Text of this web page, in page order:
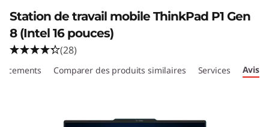
a
d
P
Station de travail mobile ThinkPad P1 Gen
8 (Intel 16 pouces)
(28)
Comparer des produits similaires Services Avis